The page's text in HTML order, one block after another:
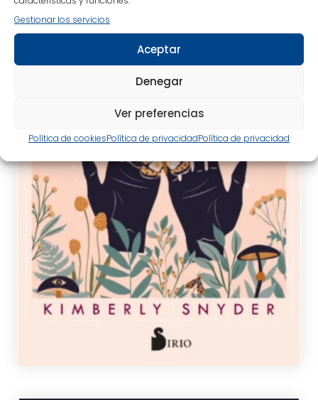
Gestionar los servicios
Aceptar
Denegar
Ver preferencias
Política de cookiesPolítica de privacidadPolítica de privacidad
SNYDER, KIMBERLY
tablet_android
eBook 13,95€